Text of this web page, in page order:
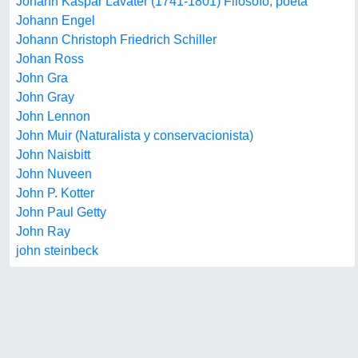
Johann Engel
Johann Christoph Friedrich Schiller
Johan Ross
John Gra
John Gray
John Lennon
John Muir (Naturalista y conservacionista)
John Naisbitt
John Nuveen
John P. Kotter
John Paul Getty
John Ray
john steinbeck